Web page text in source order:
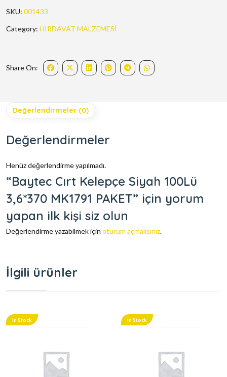
SKU: 001433
Category: HIRDAVAT MALZEMESİ
Share On:
Değerlendirmeler (0)
Değerlendirmeler
Henüz değerlendirme yapılmadı.
“Baytec Cırt Kelepçe Siyah 100Lü
3,6*370 MK1791 PAKET” için yorum
yapan ilk kişi siz olun
Değerlendirme yazabilmek için oturum açmalısınız.
İlgili ürünler
In Stock In Stock